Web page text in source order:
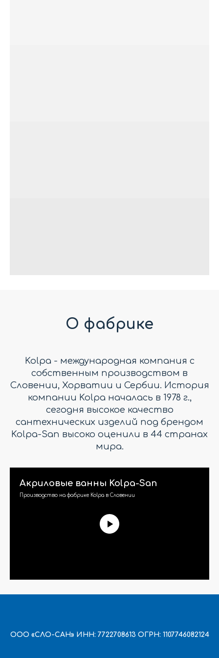
О фабрике
Kolpa - международная компания с
собственным производством в
Словении, Хорватии и Сербии. История
компании Kolpa началась в 1978 г.,
сегодня высокое качество
сантехнических изделий под брендом
Kolpa-San высоко оценили в 44 странах
мира.
Акриловые ванны Kolpa-San
Производство на фабрике Kolpa в Словении
ООО «СЛО-САН» ИНН: 7722708613 ОГРН: 1107746082124